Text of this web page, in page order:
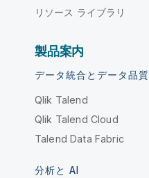
リソース ライブラリ
製品案内
データ統合とデータ品質
Qlik Talend
Qlik Talend Cloud
Talend Data Fabric
分析と AI